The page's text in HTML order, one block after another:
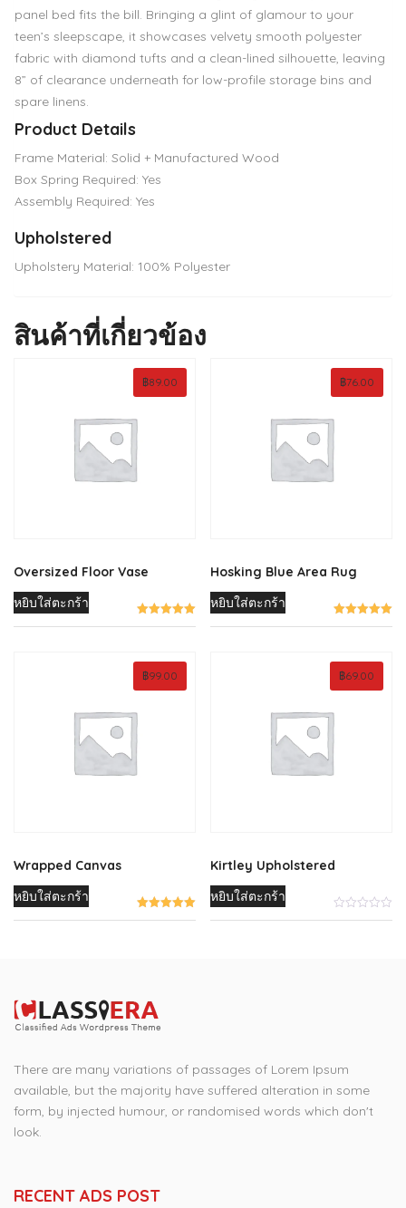
panel bed fits the bill. Bringing a glint of glamour to your
teen’s sleepscape, it showcases velvety smooth polyester
fabric with diamond tufts and a clean-lined silhouette, leaving
8” of clearance underneath for low-profile storage bins and
spare linens.
Product Details
Frame Material: Solid + Manufactured Wood
Box Spring Required: Yes
Assembly Required: Yes
Upholstered
Upholstery Material: 100% Polyester
สินค้าที่เกี่ยวข้อง
Oversized Floor Vase
฿89.00
หยิบใส่ตะกร้า
Hosking Blue Area Rug
฿76.00
หยิบใส่ตะกร้า
Wrapped Canvas
฿99.00
หยิบใส่ตะกร้า
Kirtley Upholstered
฿69.00
หยิบใส่ตะกร้า
There are many variations of passages of Lorem Ipsum
available, but the majority have suffered alteration in some
form, by injected humour, or randomised words which don't
look.
RECENT ADS POST